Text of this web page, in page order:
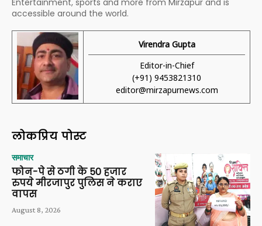
accessible around the world.
Virendra Gupta
Editor-in-Chief
(+91) 9453821310
editor@mirzapurnews.com
लोकप्रिय पोस्ट
समाचार
फोन-पे से ठगी के 50 हजार
रुपये मीरजापुर पुलिस ने कराए
वापस
August 8, 2026